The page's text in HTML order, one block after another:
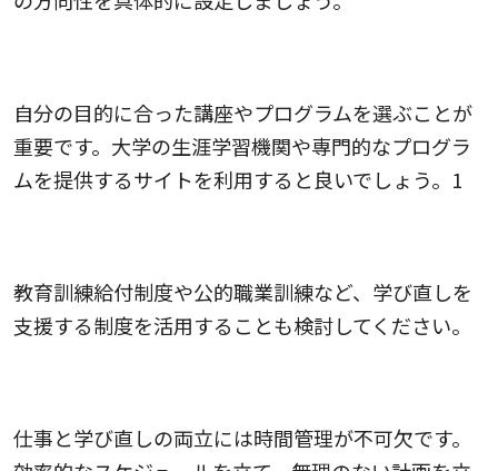
自分の目的に合った講座やプログラムを選ぶことが
重要です。大学の生涯学習機関や専門的なプログラ
ムを提供するサイトを利用すると良いでしょう。1
教育訓練給付制度や公的職業訓練など、学び直しを
支援する制度を活用することも検討してください。
仕事と学び直しの両立には時間管理が不可欠です。